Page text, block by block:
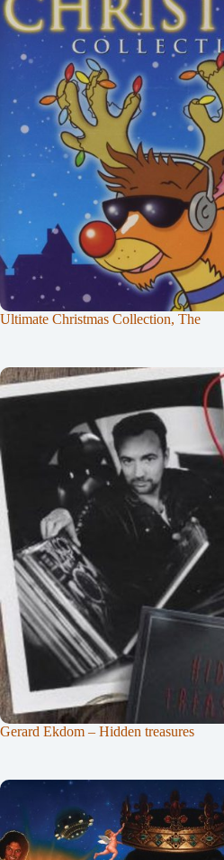
Ultimate Christmas Collection, The
Gerard Ekdom – Hidden treasures